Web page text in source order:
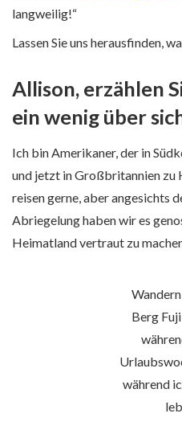
langweilig!“
Lassen Sie uns herausfinden,
Allison, erzählen
ein wenig über
Ich bin Amerikaner, der in
und jetzt in Großbritannien zu
reisen gerne, aber angesichts
Abriegelung haben wir es
Heimatland vertraut zu
Berg
während